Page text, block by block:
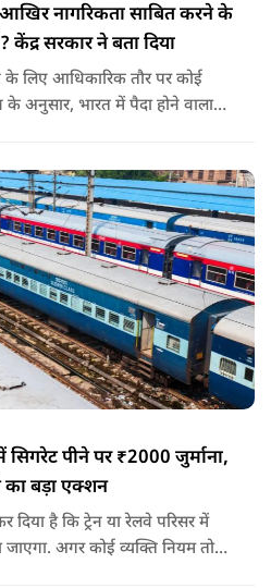
नागरिकता साबित करने के
सरकार ने बता दिया
के लिए आधिकारिक तौर पर कोई
के अनुसार, भारत में पैदा होने वाला
सिगरेट पीने पर ₹2000 जुर्माना,
का बड़ा एक्शन
है कि ट्रेन या रेलवे परिसर में
जाएगा. अगर कोई व्यक्ति नियम तोड़ते